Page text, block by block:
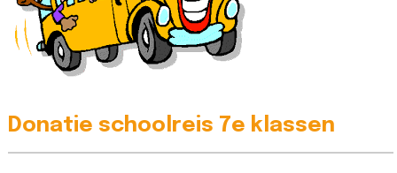
Donatie schoolreis 7e klassen